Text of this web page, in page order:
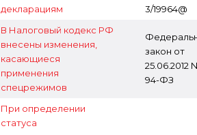
декларациям 3/19964@
В Налоговый кодекс РФ
внесены изменения,
касающиеся
применения
спецрежимов
закон от
25.06.2012
94-ФЗ
При определении
статуса